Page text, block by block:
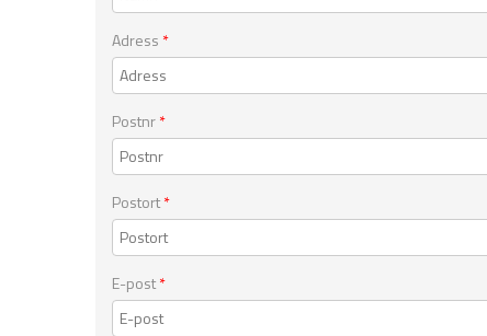
Adress *
Postnr*
Postort*
E-post*